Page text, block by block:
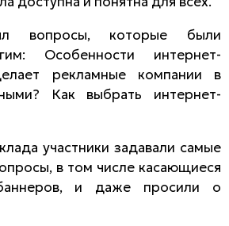
вопросы, которые были
Особенности интернет-
рекламные компании в
Как выбрать интернет-
участники задавали самые
в том числе касающиеся
и даже просили о